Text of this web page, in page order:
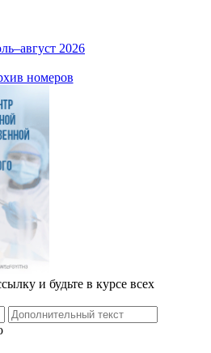
2026
номеров
и будьте в курсе всех